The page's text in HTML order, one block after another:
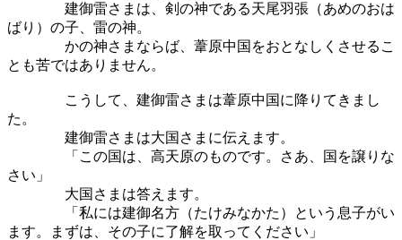
建御雷さまは、剣の神である天尾羽張（あめのおは
ばり）の子、雷の神。
かの神さまならば、葦原中国をおとなしくさせるこ
とも苦ではありません。
こうして、建御雷さまは葦原中国に降りてきまし
た。
建御雷さまは大国さまに伝えます。
「この国は、高天原のものです。さあ、国を譲りな
さい」
大国さまは答えます。
「私には建御名方（たけみなかた）という息子がい
ます。まずは、その子に了解を取ってください」